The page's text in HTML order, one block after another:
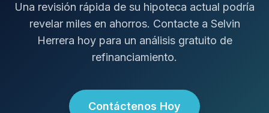
Una revisión rápida de su hipoteca actual podría
revelar miles en ahorros. Contacte a Selvin
Herrera hoy para un análisis gratuito de
refinanciamiento.
Contáctenos Hoy